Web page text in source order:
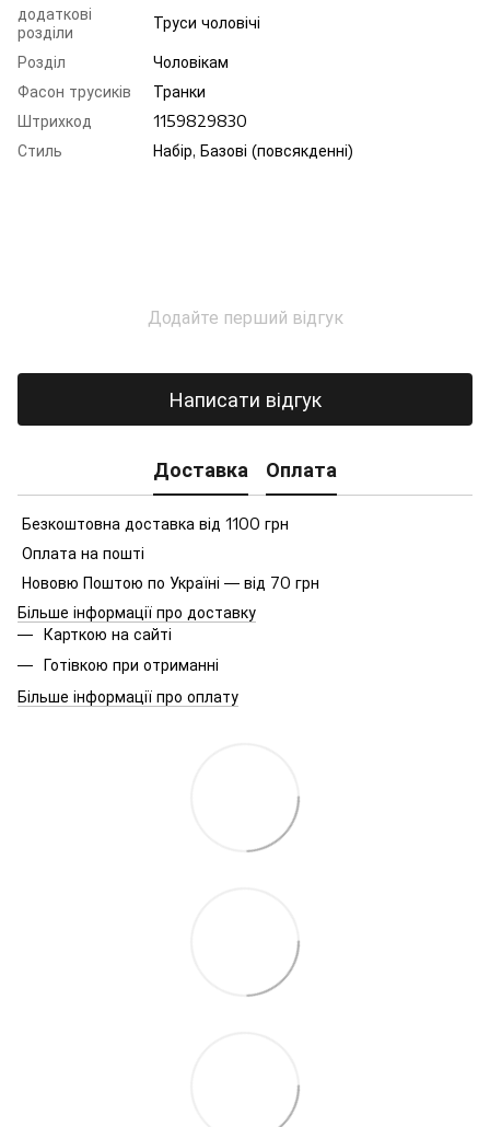
додаткові
розділи
Труси чоловічі
Розділ
Чоловікам
Фасон трусиків
Транки
Штрихкод
1159829830
Стиль
Набір, Базові (повсякденні)
Додайте перший відгук
Написати відгук
Доставка Оплата
Безкоштовна доставка від 1100 грн
Оплата на пошті
Нововю Поштою по Україні — від 70 грн
Більше інформації про доставку
Карткою на сайті
Готівкою при отриманні
Більше інформації про оплату